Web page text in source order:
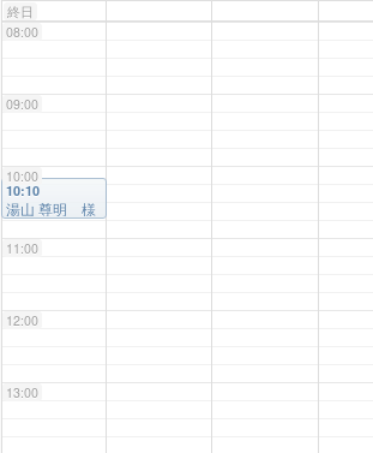
終日
08:00
09:00
10:00
11:00
12:00
13:00
10:10
湯山 尊明 様